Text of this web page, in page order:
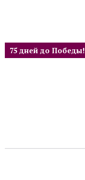
75 дней до Победы!